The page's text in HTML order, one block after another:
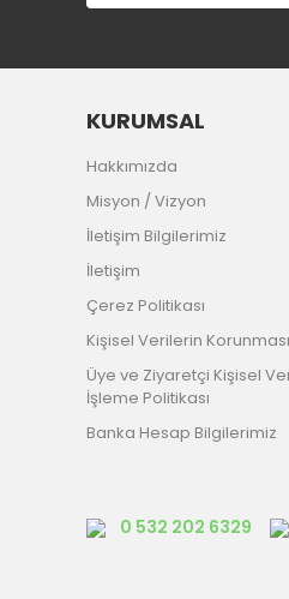
KURUMSAL
Hakkımızda
Misyon / Vizyon
İletişim Bilgilerimiz
İletişim
Çerez Politikası
Kişisel Verilerin Korunması
Üye ve Ziyaretçi Kişisel
İşleme Politikası
Banka Hesap Bilgilerimiz
0 532 202 6329